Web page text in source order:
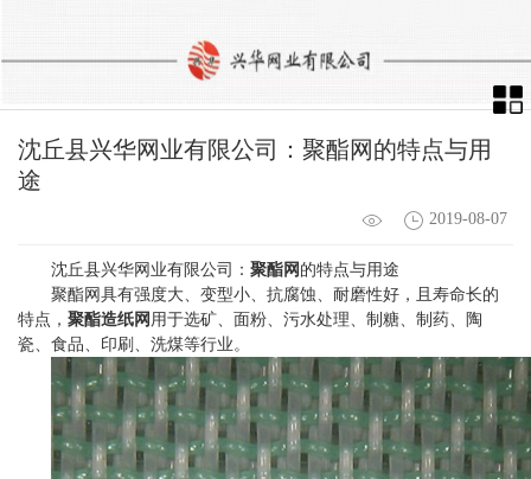
沈丘县兴华网业有限公司：聚酯网的特点与用
途
2019-08-07
沈丘县兴华网业有限公司： 聚酯网 的特点与用途
聚酯网具有强度大、变型小、抗腐蚀、耐磨性好，且寿命长的
特点， 聚酯造纸网 用于选矿、面粉、污水处理、制糖、制药、陶
瓷、食品、印刷、洗煤等行业。